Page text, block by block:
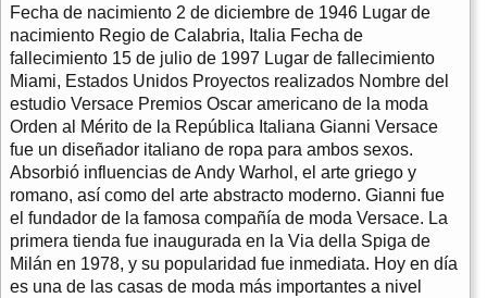
Fecha de nacimiento 2 de diciembre de 1946 Lugar de
nacimiento Regio de Calabria, Italia Fecha de
fallecimiento 15 de julio de 1997 Lugar de fallecimiento
Miami, Estados Unidos Proyectos realizados Nombre del
estudio Versace Premios Oscar americano de la moda
Orden al Mérito de la República Italiana Gianni Versace
fue un diseñador italiano de ropa para ambos sexos.
Absorbió influencias de Andy Warhol, el arte griego y
romano, así como del arte abstracto moderno. Gianni fue
el fundador de la famosa compañía de moda Versace. La
primera tienda fue inaugurada en la Via della Spiga de
Milán en 1978, y su popularidad fue inmediata. Hoy en día
es una de las casas de moda más importantes a nivel